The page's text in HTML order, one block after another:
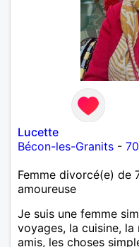
Lucette
Bécon-les-Granits -
Femme divorcé(e) de
amoureuse
Je suis une femme
voyages, la cuisine,
amis, les choses